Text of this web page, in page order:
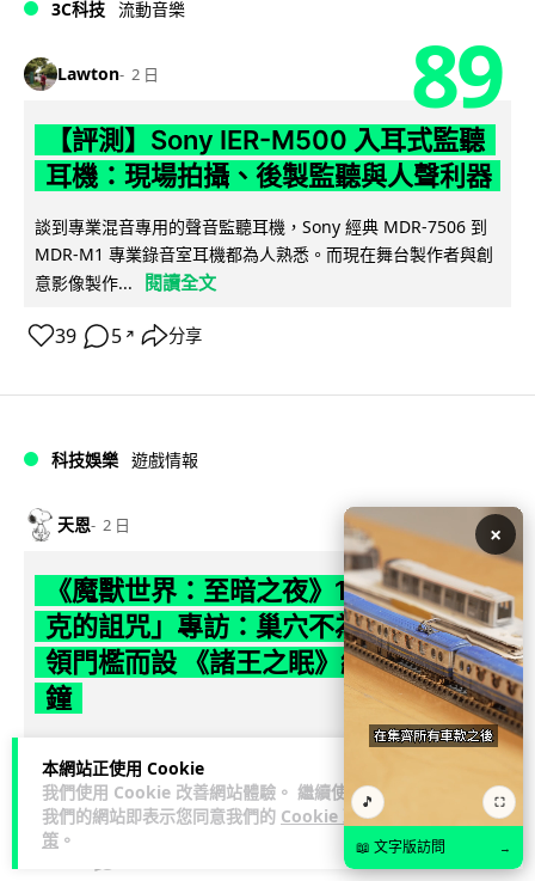
本網站正使用 Cookie
我們使用 Cookie 改善網站體驗。 繼續使用
我們的網站即表示您同意我們的 Cookie 政
策 。
3C科技 流動音樂
Lawton 2 日 89
【評測】Sony IER-M500 入耳式監聽
耳機：現場拍攝、後製監聽與人聲利器
談到專業混音專用的聲音監聽耳機，Sony 經典 MDR-7506 到
MDR-M1 專業錄音室耳機都為人熟悉。而現在舞台製作者與創
意影像製作...
閱讀全文
39 5 ↗ 分享
科技娛樂 遊戲情報
天恩 2 日
《魔獸世界：至暗之夜》12.1 「烏拉特
克的詛咒」專訪：巢穴不為提高世界首
領門檻而設 《諸王之眠》縮短約 10 分
鐘
《魔獸世界：至暗之夜》版本更新 12.1「烏拉特克的詛咒」將
於 8 月 13 日正式上線，帶來全新區域「盤蛇島」、地城「毒牙
祭壇」、新型態世... 閱讀全文
×
🎵 ⛶
📖 文字版訪問 →